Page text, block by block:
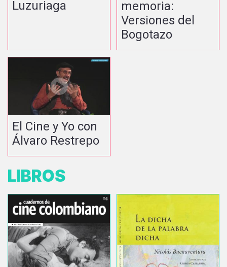
Luzuriaga
memoria:
Versiones del
Bogotazo
El Cine y Yo con
Álvaro Restrepo
LIBROS